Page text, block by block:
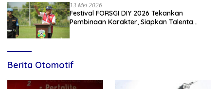
13 Mei 2026
Festival FORSGI DIY 2026 Tekankan
Pembinaan Karakter, Siapkan Talenta
Berita Otomotif